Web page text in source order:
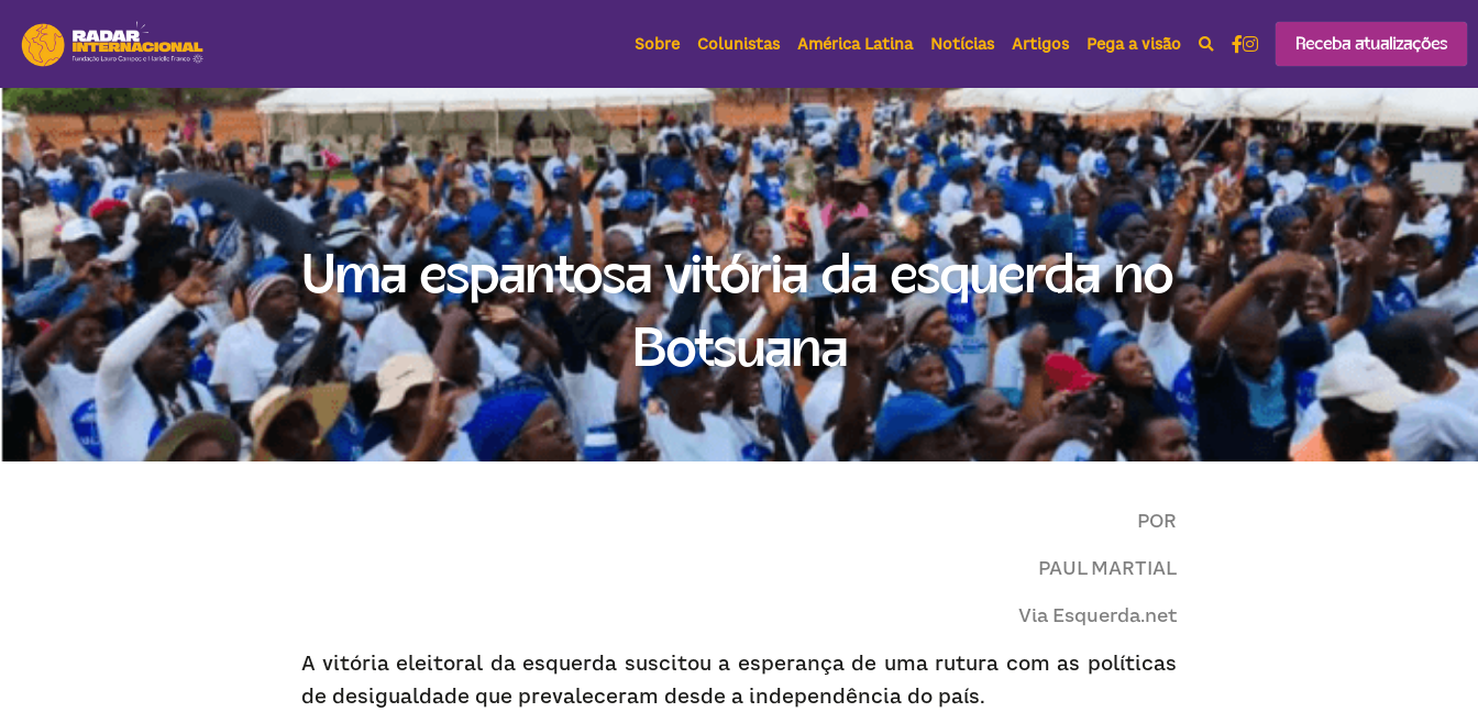
Sobre Colunistas América Latina Notícias Artigos Pega a visão Receba atualizações
Uma espantosa vitória da esquerda no
Botsuana
POR
PAUL MARTIAL
Via Esquerda.net
A vitória eleitoral da esquerda suscitou a esperança de uma rutura com as políticas
de desigualdade que prevaleceram desde a independência do país.